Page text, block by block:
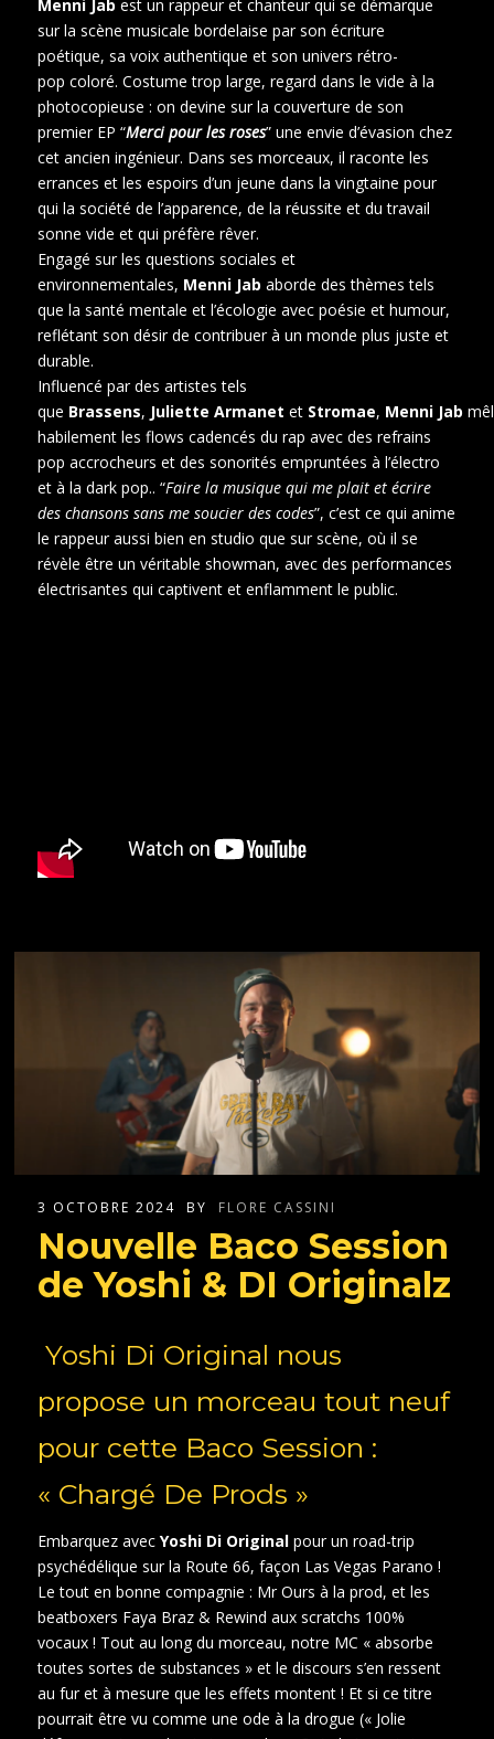
Menni Jab est un rappeur et chanteur qui se démarque
sur la scène musicale bordelaise par son écriture
poétique, sa voix authentique et son univers rétro-
pop coloré. Costume trop large, regard dans le vide à la
photocopieuse : on devine sur la couverture de son
premier EP “Merci pour les roses” une envie d’évasion chez
cet ancien ingénieur. Dans ses morceaux, il raconte les
errances et les espoirs d’un jeune dans la vingtaine pour
qui la société de l’apparence, de la réussite et du travail
sonne vide et qui préfère rêver.
Engagé sur les questions sociales et
environnementales, Menni Jab aborde des thèmes tels
que la santé mentale et l’écologie avec poésie et humour,
reflétant son désir de contribuer à un monde plus juste et
durable.
Influencé par des artistes tels
que Brassens, Juliette Armanet et Stromae, Menni Jab
habilement les flows cadencés du rap avec des refrains
pop accrocheurs et des sonorités empruntées à l’électro
et à la dark pop.. “Faire la musique qui me plait et écrire
des chansons sans me soucier des codes”, c’est ce qui anime
le rappeur aussi bien en studio que sur scène, où il se
révèle être un véritable showman, avec des performances
électrisantes qui captivent et enflamment le public.
3 OCTOBRE 2024 BY FLORE CASSINI
Nouvelle Baco Session
de Yoshi & DI Originalz
Yoshi Di Original nous
propose un morceau tout neuf
pour cette Baco Session :
« Chargé De Prods »
Embarquez avecYoshi Di Original pour un road-trip
psychédélique sur la Route 66, façon Las Vegas Parano !
Le tout en bonne compagnie : Mr Ours à la prod, et les
beatboxers Faya Braz & Rewind aux scratchs 100%
vocaux ! Tout au long du morceau, notre MC « absorbe
toutes sortes de substances » et le discours s’en ressent
au fur et à mesure que les effets montent ! Et si ce titre
pourrait être vu comme une ode à la drogue (« Jolie